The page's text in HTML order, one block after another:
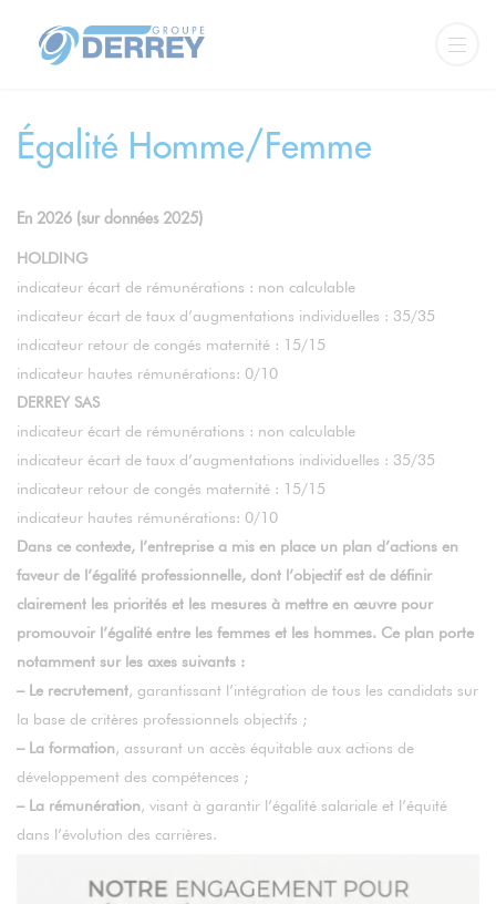
Égalité Homme/Femme
En 2026 (sur données 2025)
HOLDING
indicateur écart de rémunérations : non calculable
indicateur écart de taux d’augmentations individuelles : 35/35
indicateur retour de congés maternité : 15/15
indicateur hautes rémunérations: 0/10
DERREY SAS
indicateur écart de rémunérations : non calculable
indicateur écart de taux d’augmentations individuelles : 35/35
indicateur retour de congés maternité : 15/15
indicateur hautes rémunérations: 0/10
Dans ce contexte, l’entreprise a mis en place un plan d’actions en
faveur de l’égalité professionnelle, dont l’objectif est de définir
clairement les priorités et les mesures à mettre en œuvre pour
promouvoir l’égalité entre les femmes et les hommes. Ce plan porte
notamment sur les axes suivants :
– Le recrutement, garantissant l’intégration de tous les candidats sur
la base de critères professionnels objectifs ;
– La formation, assurant un accès équitable aux actions de
développement des compétences ;
– La rémunération, visant à garantir l’égalité salariale et l’équité
dans l’évolution des carrières.